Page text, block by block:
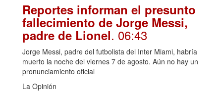
Reportes informan el presunto
fallecimiento de Jorge Messi,
padre de Lionel. 06:43
Jorge Messi, padre del futbolista del Inter Miami, habría
muerto la noche del viernes 7 de agosto. Aún no hay un
pronunciamiento oficial
La Opinión